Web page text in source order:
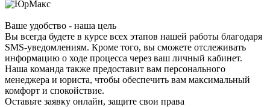
Ваше удобство - наша цель
Вы всегда будете в курсе всех этапов нашей работы благодаря
SMS-уведомлениям. Кроме того, вы сможете отслеживать
информацию о ходе процесса через ваш личный кабинет.
Наша команда также предоставит вам персонального
менеджера и юриста, чтобы обеспечить вам максимальный
комфорт и спокойствие.
Оставьте заявку онлайн, защите свои права